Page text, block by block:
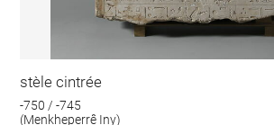
stèle cintrée
-750 / -745
(Menkheperrê Iny)